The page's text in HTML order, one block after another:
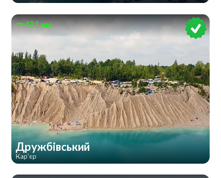
421 км
Дружбівський
Кар'єр